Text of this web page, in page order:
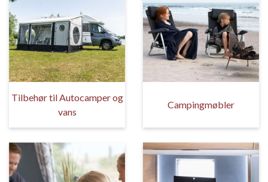
Tilbehør til Autocamper og
vans
Campingmøbler